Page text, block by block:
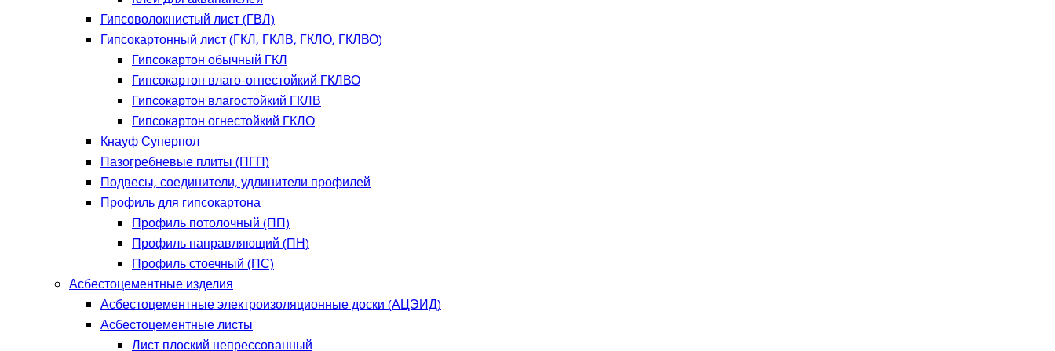
Гипсоволокнистый лист (ГВЛ)
Гипсокартонный лист (ГКЛ, ГКЛВ, ГКЛО, ГКЛВО)
Гипсокартон обычный ГКЛ
Гипсокартон влаго-огнестойкий ГКЛВО
Гипсокартон влагостойкий ГКЛВ
Гипсокартон огнестойкий ГКЛО
Кнауф Суперпол
Пазогребневые плиты (ПГП)
Подвесы, соединители, удлинители профилей
Профиль для гипсокартона
Профиль потолочный (ПП)
Профиль направляющий (ПН)
Профиль стоечный (ПС)
Асбестоцементные изделия
Асбестоцементные электроизоляционные доски (АЦЭИД)
Асбестоцементные листы
Лист плоский непрессованный